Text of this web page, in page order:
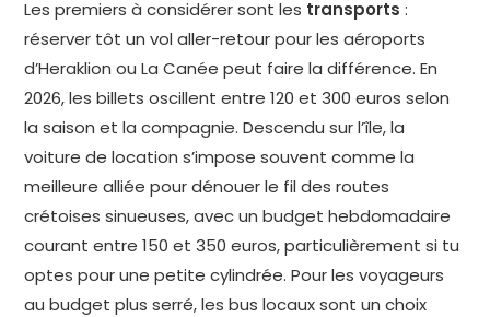
Les premiers à considérer sont les transports :
réserver tôt un vol aller-retour pour les aéroports
d’Heraklion ou La Canée peut faire la différence. En
2026, les billets oscillent entre 120 et 300 euros selon
la saison et la compagnie. Descendu sur l’île, la
voiture de location s’impose souvent comme la
meilleure alliée pour dénouer le fil des routes
crétoises sinueuses, avec un budget hebdomadaire
courant entre 150 et 350 euros, particulièrement si tu
optes pour une petite cylindrée. Pour les voyageurs
au budget plus serré, les bus locaux sont un choix